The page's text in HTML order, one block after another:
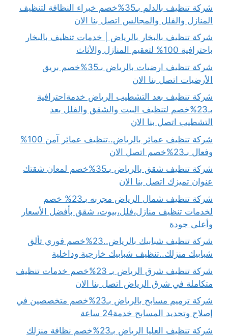
شركة تنظيف بالدلم بـ35%خصم خبراء النظافة لتنظيف
المنازل والفلل والمجالس اتصل بنا الان
شركة تنظيف بالبخار بالرياض | خدمات تنظيف بالبخار
باحترافية 100% لتعقيم المنازل والأثاث
شركة تنظيف ارضيات بالرياض بـ35%خصم بريق
الأرضيات اتصل بنا الان
شركة تنظيف بعد التشطيب الرياض خدمةاحترافية
بـ23%خصم لتنظيف البيت والشقق والفلل بعد
التشطيب اتصل بنا الان
شركة تنظيف عمائر بالرياض..تنظيف عمائر آمن 100%
وفعال بـ23%خصم اتصل الان
شركة تنظيف شقق بالرياض بـ35%خصم لمعان شقتك
عنوان تميزك اتصل بنا الان
شركة تنظيف شمال الرياض مجربه بـ23% خصم
لخدمات تنظيف منازل،فلل،بيوت، شقق بأفضل الأسعار
وأعلى جودة
شركة تنظيف شبابيك بالرياض..23%خصم فوري تألق
شبابيك منزلك..تنظيف شبابيك خارجية وداخلية
شركة تنظيف شرق الرياض بـ 23%خصم خدمات تنظيف
متكاملة في شرق الرياض اتصل بنا الان
شركة ترميم مسابح بالرياض بـ23%خصم متخصصين في
إصلاح وتجديد المسابح خدمة24 ساعة
شركة تنظيف العليا الرياض بـ23%خصم نظافة منزلك